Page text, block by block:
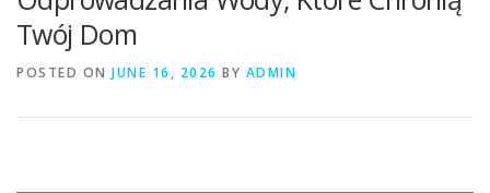
BLOG KONTAKT
Twój Dom
POSTED ON JUNE 16, 2026 BY ADMIN